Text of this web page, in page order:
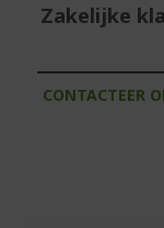
Zakelijke
CONTACTEER